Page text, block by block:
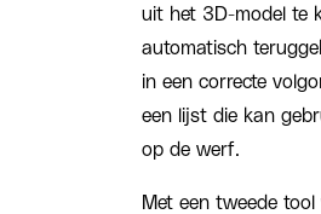
uit het 3D-model te
automatisch
in een correcte
een lijst die kan
op de werf.
Met een tweede